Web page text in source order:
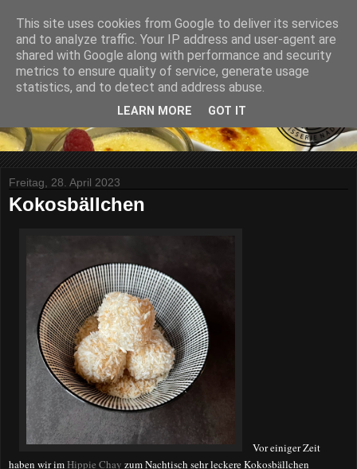
Freitag, 28. April 2023
Kokosbällchen
Vor einiger Zeit
haben wir imHippie Chay zum Nachtisch sehr leckere Kokosbällchen
This site uses cookies from Google to deliver its services
and to analyze traffic. Your IP address and user-agent are
shared with Google along with performance and security
metrics to ensure quality of service, generate usage
statistics, and to detect and address abuse.
LEARN MORE GOT IT